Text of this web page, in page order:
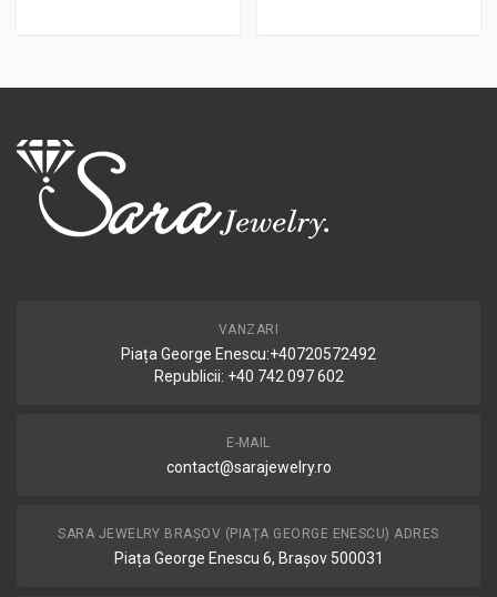
VANZARI
Piața George Enescu:+40720572492
Republicii: +40 742 097 602
E-MAIL
contact@sarajewelry.ro
SARA JEWELRY BRAȘOV (PIAȚA GEORGE ENESCU) ADRES
Piața George Enescu 6, Brașov 500031